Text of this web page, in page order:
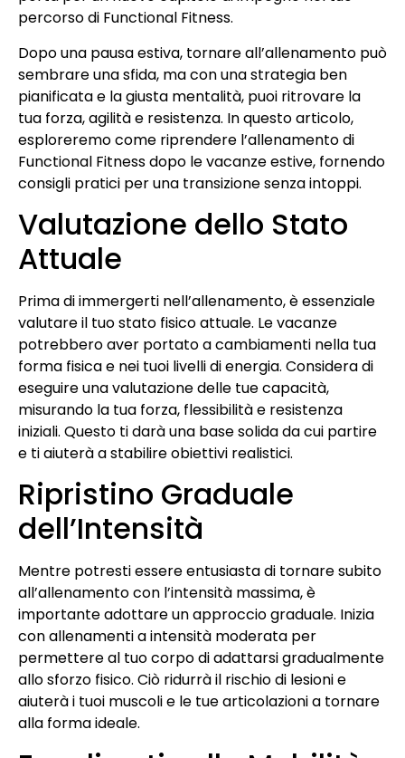
percorso di Functional Fitness.
Dopo una pausa estiva, tornare all’allenamento può
sembrare una sfida, ma con una strategia ben
pianificata e la giusta mentalità, puoi ritrovare la
tua forza, agilità e resistenza. In questo articolo,
esploreremo come riprendere l’allenamento di
Functional Fitness dopo le vacanze estive, fornendo
consigli pratici per una transizione senza intoppi.
Valutazione dello Stato
Attuale
Prima di immergerti nell’allenamento, è essenziale
valutare il tuo stato fisico attuale. Le vacanze
potrebbero aver portato a cambiamenti nella tua
forma fisica e nei tuoi livelli di energia. Considera di
eseguire una valutazione delle tue capacità,
misurando la tua forza, flessibilità e resistenza
iniziali. Questo ti darà una base solida da cui partire
e ti aiuterà a stabilire obiettivi realistici.
Ripristino Graduale
dell’Intensità
Mentre potresti essere entusiasta di tornare subito
all’allenamento con l’intensità massima, è
importante adottare un approccio graduale. Inizia
con allenamenti a intensità moderata per
permettere al tuo corpo di adattarsi gradualmente
allo sforzo fisico. Ciò ridurrà il rischio di lesioni e
aiuterà i tuoi muscoli e le tue articolazioni a tornare
alla forma ideale.